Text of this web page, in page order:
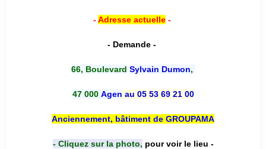
-Adresse actuelle-
- Demande -
66, Boulevard Sylvain Dumon,
47 000 Agen au 05 53 69 21 00
Anciennement, bâtiment de GROUPAMA
- Cliquez sur la photo, pour voir le lieu -